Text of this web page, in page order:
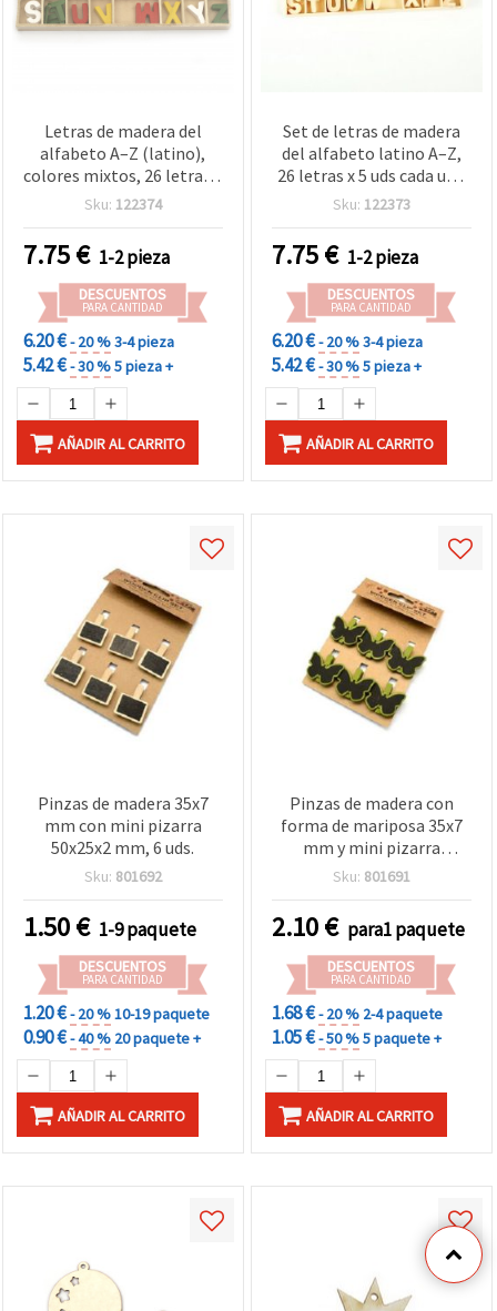
Letras de madera del
alfabeto A–Z (latino),
colores mixtos, 26 letras x
5 piezas, para
aprendizaje y decoración,
en caja organizadora 8,5 x
21 x 1,5 cm
Sku: 122374
7.75€ 1-2 pieza
DESCUENTOS
PARA CANTIDAD
6.20 €- 20 %3-4 pieza
5.42 €- 30 %5 pieza +
AÑADIR AL CARRITO
Set de letras de madera
del alfabeto latino A–Z,
26 letras x 5 uds cada una
(total 130 uds), en caja 8,5
Sku: 122373
7.75€ 1-2 pieza
DESCUENTOS
PARA CANTIDAD
6.20 €- 20 %3-4 pieza
5.42 €- 30 %5 pieza +
AÑADIR AL CARRITO
Pinzas de madera 35x7
mm con mini pizarra
50x25x2 mm, 6 uds.
Sku: 801692
1.50€ 1-9 paquete
DESCUENTOS
PARA CANTIDAD
1.20 €- 20 %10-19 paquete
0.90 €- 40 % 20 paquete +
AÑADIR AL CARRITO
Pinzas de madera con
forma de mariposa 35x7
mm y mini pizarra
28x39x2 mm, pack de 6
Sku: 801691
2.10€ para1 paquete
DESCUENTOS
PARA CANTIDAD
1.68 €- 20 % 2-4 paquete
1.05 €- 50 %5 paquete +
AÑADIR AL CARRITO